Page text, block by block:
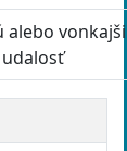
alebo